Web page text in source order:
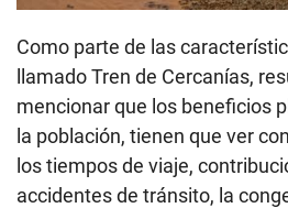
Como parte de las
llamado Tren de Cercanías,
mencionar que los beneficios
la población, tienen que ver
los tiempos de viaje,
accidentes de tránsito, la